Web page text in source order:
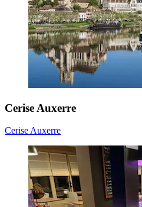
Cerise Auxerre
Cerise Auxerre